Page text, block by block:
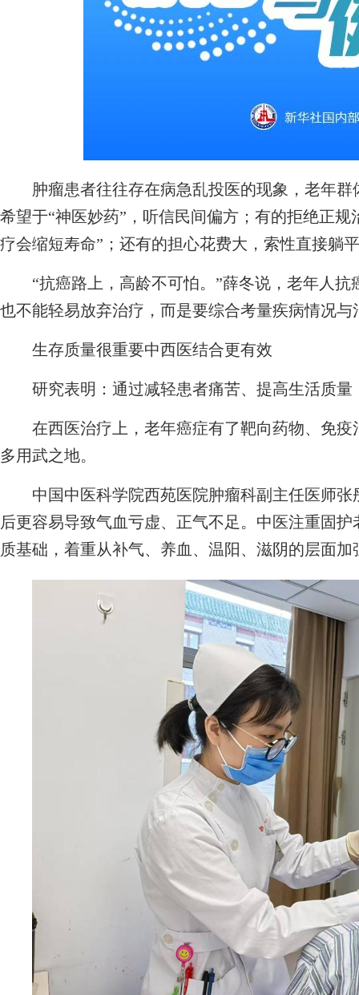
肿瘤患者往往存在病急乱投医的现象，老年群
希望于“神医妙药”，听信民间偏方；有的拒绝正规
疗会缩短寿命”；还有的担心花费大，索性直接躺
“抗癌路上，高龄不可怕。”薛冬说，老年人抗
也不能轻易放弃治疗，而是要综合考量疾病情况
生存质量很重要中西医结合更有效
研究表明：通过减轻患者痛苦、提高生活质量
在西医治疗上，老年癌症有了靶向药物、免疫
多用武之地。
中国中医科学院西苑医院肿瘤科副主任医师张
后更容易导致气血亏虚、正气不足。中医注重固
质基础，着重从补气、养血、温阳、滋阴的层面加